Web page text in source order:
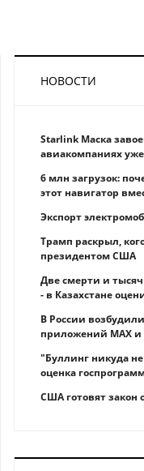
НОВОСТИ
Starlink Маска
авиакомпаниях
6 млн загрузок:
этот навигатор
Экспорт
Трамп раскрыл,
президентом США
Две смерти и
- в Казахстане
В России
приложений MAX и
"Буллинг никуда не
оценка
США готовят закон